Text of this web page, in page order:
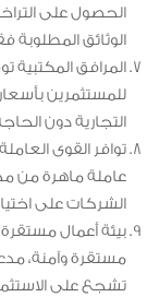
الحصول على
الوثائق المطلوبة
المرافق
للمستثمرين
التجارية دون
توافر القوى
عاملة ماهرة من
الشركات على
بيئة أعمال
مستقرة وآمنة،
تشجع على